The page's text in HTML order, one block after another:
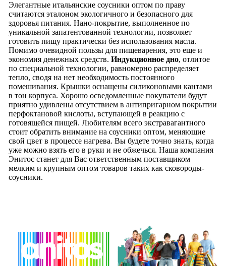
Элегантные итальянские соусники оптом по праву
считаются эталоном экологичного и безопасного для
здоровья питания. Нано-покрытие, выполненное по
уникальной запатентованной технологии, позволяет
готовить пищу практически без использования масла.
Помимо очевидной пользы для пищеварения, это еще и
экономия денежных средств. Индукционное дно, отлитое
по специальной технологии, равномерно распределяет
тепло, сводя на нет необходимость постоянного
помешивания. Крышки оснащены силиконовыми кантами
в тон корпуса. Хорошо осведомленные покупатели будут
приятно удивлены отсутствием в антипригарном покрытии
перфоктановой кислоты, вступающей в реакцию с
готовящейся пищей. Любителям всего экстравагантного
стоит обратить внимание на соусники оптом, меняющие
свой цвет в процессе нагрева. Вы будете точно знать, когда
уже можно взять его в руки и не обжечься. Наша компания
Энитос станет для Вас ответственным поставщиком
мелким и крупным оптом товаров таких как сковороды-
соусники.